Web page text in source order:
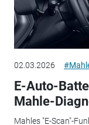
02.03.2026
E-Auto-
Mahle-
Mahles "E-Scan"-